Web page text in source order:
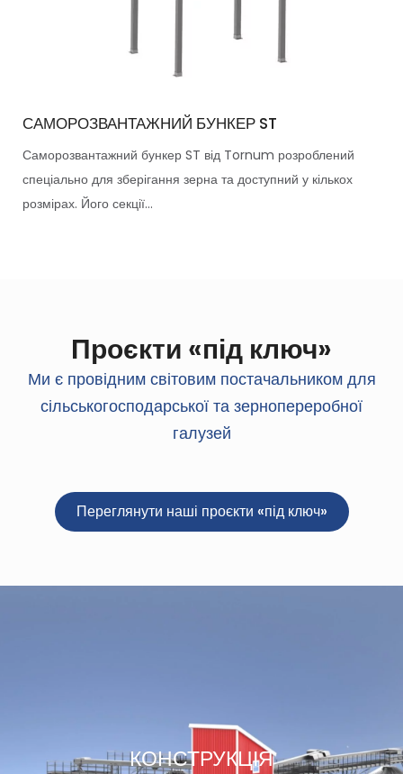
САМОРОЗВАНТАЖНИЙ БУНКЕР ST
Саморозвантажний бункер ST від Tornum розроблений
спеціально для зберігання зерна та доступний у кількох
розмірах. Його секції...
Проєкти «під ключ»
Ми є провідним світовим постачальником для
сільськогосподарської та зернопереробної
галузей
Переглянути наші проєкти «під ключ»
КОНСТРУКЦІЯ